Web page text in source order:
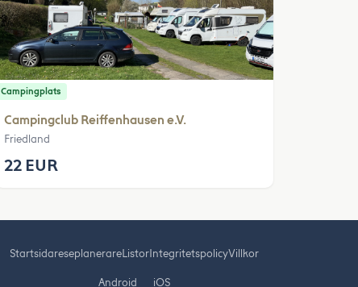
Campingplats
Campingclub Reiffenhausen e.V.
Friedland
22 EUR
StartsidareseplanerareListorIntegritetspolicyVillkor
Android iOS